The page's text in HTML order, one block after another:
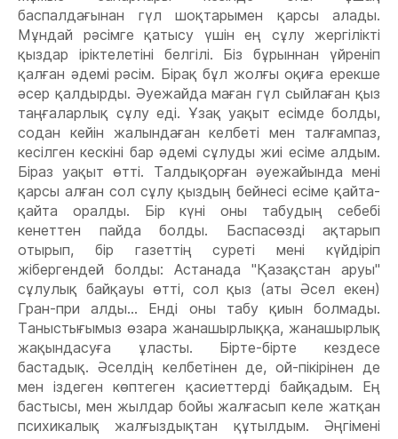
баспалдағынан гүл шоқтарымен қарсы алады.
Мұндай рәсімге қатысу үшін ең сұлу жергілікті
қыздар іріктелетіні белгілі. Біз бұрыннан үйреніп
қалған әдемі рәсім. Бірақ бұл жолғы оқиға ерекше
әсер қалдырды. Әуежайда маған гүл сыйлаған қыз
таңғаларлық сұлу еді. Ұзақ уақыт есімде болды,
содан кейін жалындаған келбеті мен талғампаз,
кесілген кескіні бар әдемі сұлуды жиі есіме алдым.
Біраз уақыт өтті. Талдықорған әуежайында мені
қарсы алған сол сұлу қыздың бейнесі есіме қайта-
қайта оралды. Бір күні оны табудың себебі
кенеттен пайда болды. Баспасөзді ақтарып
отырып, бір газеттің суреті мені күйдіріп
жібергендей болды: Астанада "Қазақстан аруы"
сұлулық байқауы өтті, сол қыз (аты Әсел екен)
Гран-при алды... Енді оны табу қиын болмады.
Таныстығымыз өзара жанашырлыққа, жанашырлық
жақындасуға ұласты. Бірте-бірте кездесе
бастадық. Әселдің келбетінен де, ой-пікірінен де
мен іздеген көптеген қасиеттерді байқадым. Ең
бастысы, мен жылдар бойы жалғасып келе жатқан
психикалық жалғыздықтан құтылдым. Әңгімені